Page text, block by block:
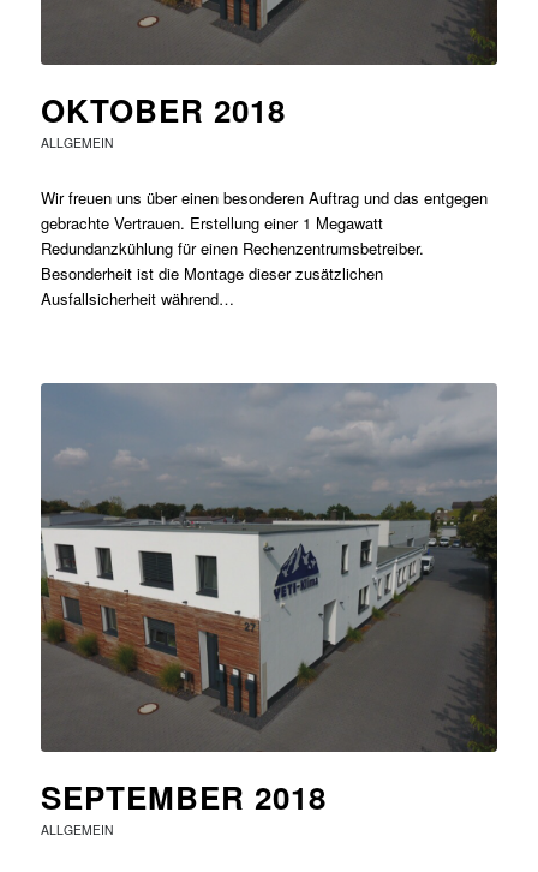
OKTOBER 2018
ALLGEMEIN
Wir freuen uns über einen besonderen Auftrag und das entgegen
gebrachte Vertrauen. Erstellung einer 1 Megawatt
Redundanzkühlung für einen Rechenzentrumsbetreiber.
Besonderheit ist die Montage dieser zusätzlichen
Ausfallsicherheit während…
SEPTEMBER 2018
ALLGEMEIN